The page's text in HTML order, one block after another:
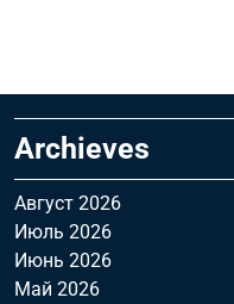
Archieves
Август 2026
Июль 2026
Июнь 2026
Май 2026